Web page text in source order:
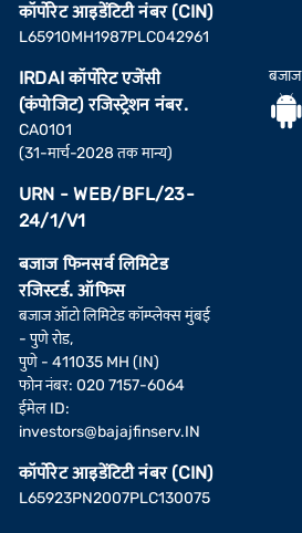
कॉर्पोरेट आइडेंटिटी नंबर (CIN)
L65910MH1987PLC042961
IRDAI कॉर्पोरेट एजेंसी
(कंपोजिट) रजिस्ट्रेशन नंबर.
CA0101
(31-मार्च-2028 तक मान्य)
URN - WEB/BFL/23-
24/1/V1
बजाज फिनसर्व लिमिटेड
रजिस्टर्ड. ऑफिस
बजाज ऑटो लिमिटेड कॉम्प्लेक्स मुंबई
- पुणे रोड,
पुणे - 411035 MH (IN)
फोन नंबर: 020 7157-6064
ईमेल ID:
investors@bajajfinserv.IN
कॉर्पोरेट आइडेंटिटी नंबर (CIN)
L65923PN2007PLC130075